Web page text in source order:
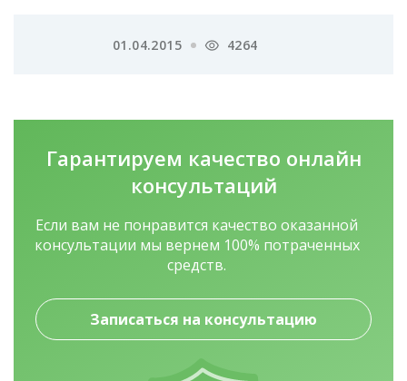
01.04.2015 4264
Гарантируем качество онлайн
консультаций
Если вам не понравится качество оказанной
консультации мы вернем 100% потраченных
средств.
Записаться на консультацию